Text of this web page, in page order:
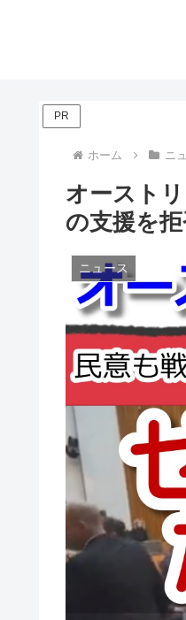
PR
ホーム ニ
オースト
の支援を拒
ニュース